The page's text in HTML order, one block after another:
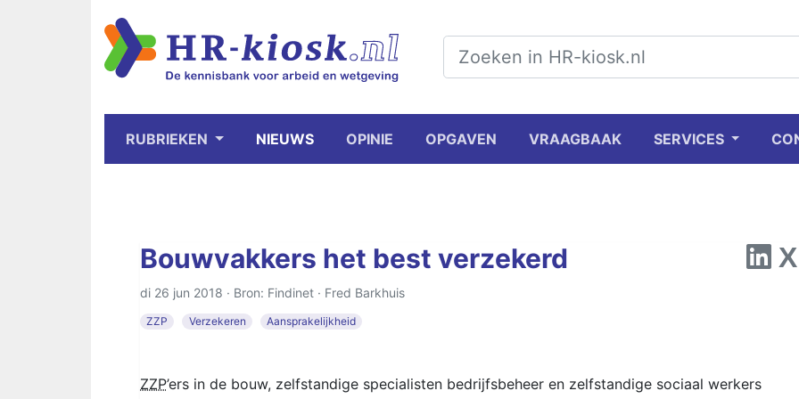
RUBRIEKEN NIEUWS OPINIE OPGAVEN VRAAGBAAK SERVICES
Bouwvakkers het best verzekerd
di 26 jun 2018 · Bron: Findinet · Fred Barkhuis
ZZP Verzekeren Aansprakelijkheid
ZZP’ers in de bouw, zelfstandige specialisten bedrijfsbeheer en zelfstandige sociaal werkers